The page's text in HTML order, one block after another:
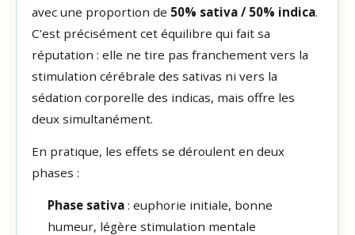
avec une proportion de 50% sativa / 50% indica.
C’est précisément cet équilibre qui fait sa
réputation : elle ne tire pas franchement vers la
stimulation cérébrale des sativas ni vers la
sédation corporelle des indicas, mais offre les
deux simultanément.
En pratique, les effets se déroulent en deux
phases :
Phase sativa: euphorie initiale, bonne
humeur, légère stimulation mentale